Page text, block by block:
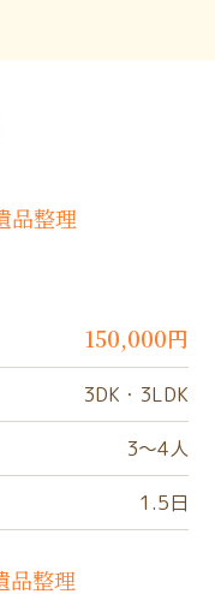
品整理
150,000円
3DK・3LDK
3〜4人
1.5日
品整理